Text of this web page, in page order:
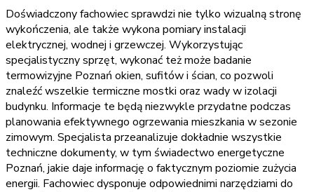
Doświadczony fachowiec sprawdzi nie tylko wizualną stronę
wykończenia, ale także wykona pomiary instalacji
elektrycznej, wodnej i grzewczej. Wykorzystując
specjalistyczny sprzęt, wykonać też może badanie
termowizyjne Poznań okien, sufitów i ścian, co pozwoli
znaleźć wszelkie termiczne mostki oraz wady w izolacji
budynku. Informacje te będą niezwykle przydatne podczas
planowania efektywnego ogrzewania mieszkania w sezonie
zimowym. Specjalista przeanalizuje dokładnie wszystkie
techniczne dokumenty, w tym świadectwo energetyczne
Poznań, jakie daje informację o faktycznym poziomie zużycia
energii. Fachowiec dysponuje odpowiednimi narzędziami do